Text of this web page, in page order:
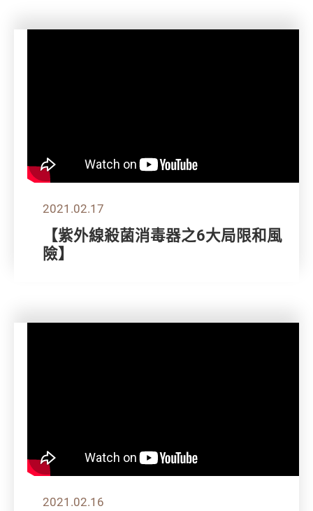
2021.02.17
【紫外線殺菌消毒器之6大局限和風
險】
2021.02.16